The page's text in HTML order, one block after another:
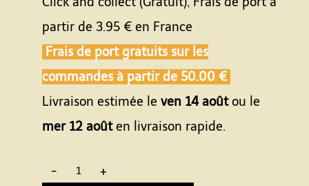
partir de 3.95 € en France
Frais de port gratuits sur les
commandes à partir de 50.00 €
Livraison estimée le ven 14 aoûtou le
mer 12 aoûten livraison rapide.
- +